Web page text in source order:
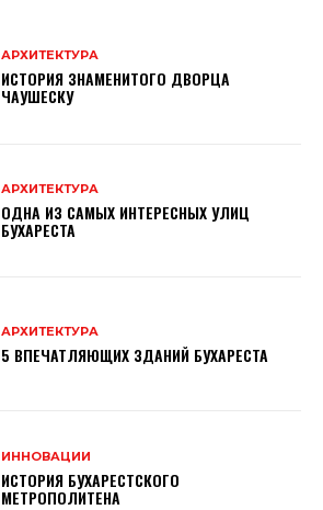
АРХИТЕКТУРА
ИСТОРИЯ ЗНАМЕНИТОГО ДВОРЦА
ЧАУШЕСКУ
АРХИТЕКТУРА
ОДНА ИЗ САМЫХ ИНТЕРЕСНЫХ УЛИЦ
БУХАРЕСТА
АРХИТЕКТУРА
5 ВПЕЧАТЛЯЮЩИХ ЗДАНИЙ БУХАРЕСТА
ИННОВАЦИИ
ИСТОРИЯ БУХАРЕСТСКОГО
МЕТРОПОЛИТЕНА